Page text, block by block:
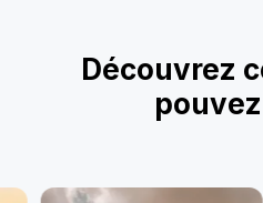
Découvrez